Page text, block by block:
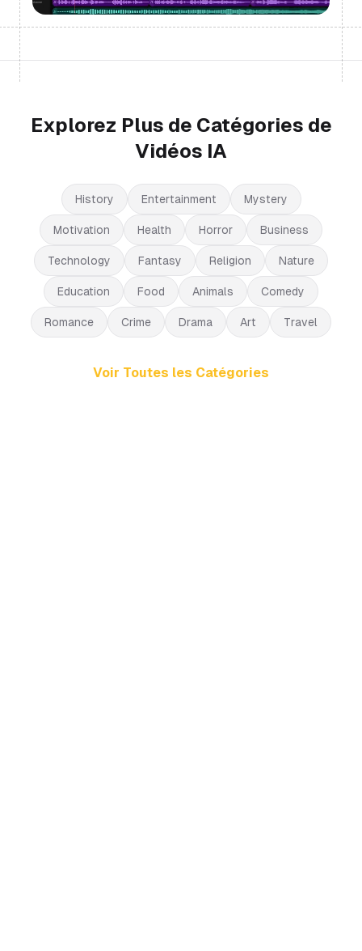
Explorez Plus de Catégories de
Vidéos IA
History Entertainment Mystery
Motivation Health Horror Business
Technology Fantasy Religion Nature
Education Food Animals Comedy
Romance Crime Drama Art Travel
Voir Toutes les Catégories